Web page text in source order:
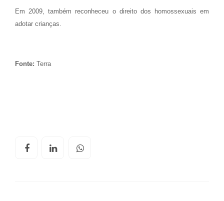
Em 2009, também reconheceu o direito dos homossexuais em
adotar crianças.
Fonte: Terra